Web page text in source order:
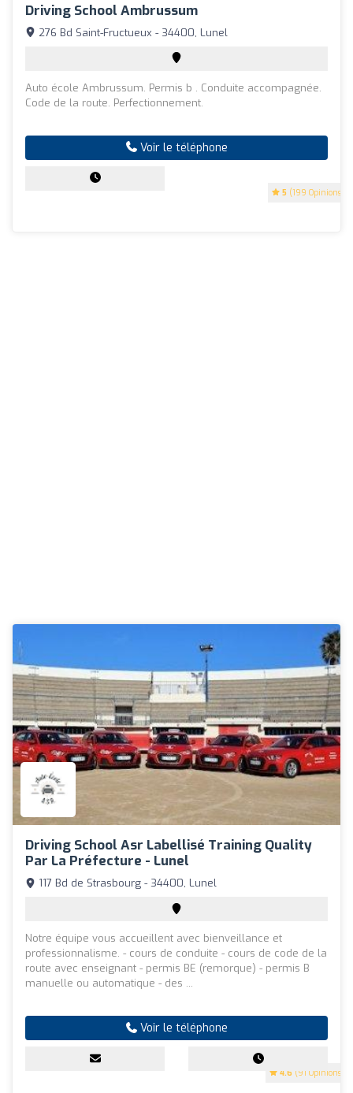
Driving School Ambrussum
5 (199 Opinions)
276 Bd Saint-Fructueux - 34400, Lunel
Auto école Ambrussum. Permis b . Conduite accompagnée.
Code de la route. Perfectionnement.
Voir le téléphone
Driving School Asr Labellisé Training Quality
Par La Préfecture - Lunel
4.6 (91 Opinions)
117 Bd de Strasbourg - 34400, Lunel
Notre équipe vous accueillent avec bienveillance et
professionnalisme. - cours de conduite - cours de code de la
route avec enseignant - permis BE (remorque) - permis B
manuelle ou automatique - des ...
Voir le téléphone